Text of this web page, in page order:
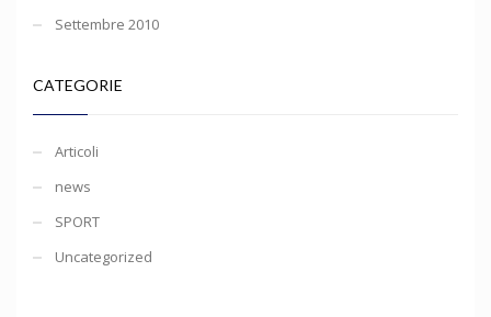
Settembre 2010
CATEGORIE
Articoli
news
SPORT
Uncategorized